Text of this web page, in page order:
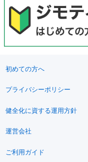
初めての方へ
プライバシーポリシー
健全化に資する運用方針
運営会社
ご利用ガイド